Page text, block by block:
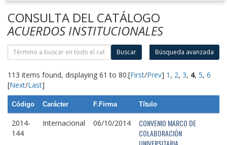
CONSULTA DEL CATÁLOGO
ACUERDOS INSTITUCIONALES
Buscar Búsqueda avanzada
113 items found, displaying 61 to 80.[First/Prev] 1 , 2, 3, 4, 5, 6
[Next/Last]
Código Carácter F.Firma Título
2014-
144
Internacional 06/10/2014
CONVENIO MARCO DE
COLABORACIÓN